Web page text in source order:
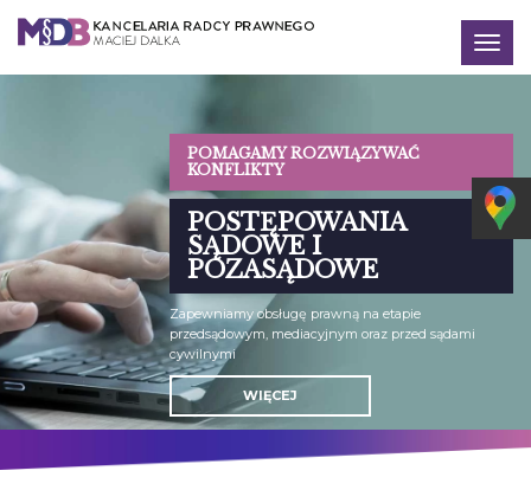
POMAGAMY ROZWIĄZYWAĆ
KONFLIKTY
POSTĘPOWANIA
SĄDOWE I
POZASĄDOWE
Zapewniamy obsługę prawną na etapie
przedsądowym, mediacyjnym oraz przed sądami
cywilnymi
WIĘCEJ